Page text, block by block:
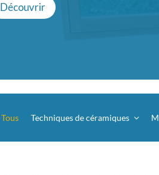
Découvrir
Tous Techniques de céramiques